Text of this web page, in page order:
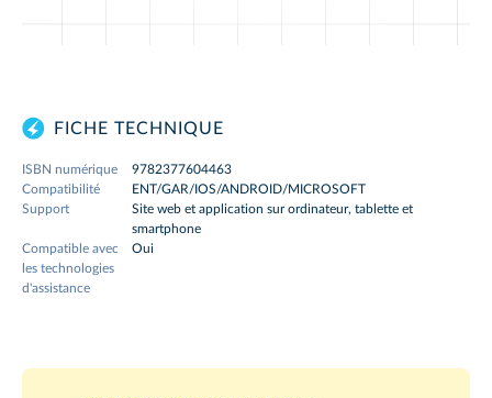
FICHE TECHNIQUE
ISBN numérique
9782377604463
Compatibilité
ENT/GAR/IOS/ANDROID/MICROSOFT
Support
Site web et application sur ordinateur, tablette et
smartphone
Compatible avec
les technologies
d'assistance
Oui